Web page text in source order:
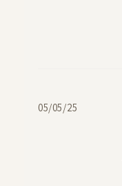
תאריך05/05/25